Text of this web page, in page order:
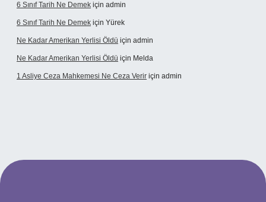
6 Sınıf Tarih Ne Demek için admin
6 Sınıf Tarih Ne Demek için Yürek
Ne Kadar Amerikan Yerlisi Öldü için admin
Ne Kadar Amerikan Yerlisi Öldü için Melda
1 Asliye Ceza Mahkemesi Ne Ceza Verir için admin